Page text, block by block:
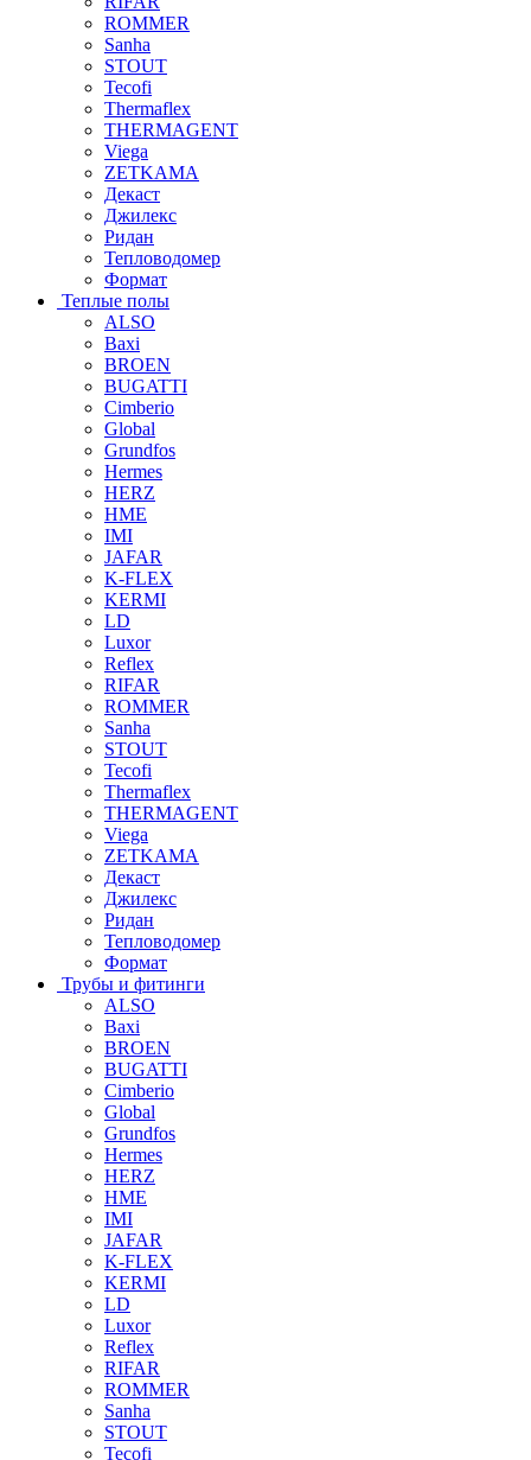
ROMMER
Sanha
STOUT
Tecofi
Thermaflex
THERMAGENT
Viega
ZETKAMA
Декаст
Джилекс
Ридан
Тепловодомер
Формат
Теплые полы
ALSO
Baxi
BROEN
BUGATTI
Cimberio
Global
Grundfos
Hermes
HERZ
HME
IMI
JAFAR
K-FLEX
KERMI
LD
Luxor
Reflex
RIFAR
ROMMER
Sanha
STOUT
Tecofi
Thermaflex
THERMAGENT
Viega
ZETKAMA
Декаст
Джилекс
Ридан
Тепловодомер
Формат
Трубы и фитинги
ALSO
Baxi
BROEN
BUGATTI
Cimberio
Global
Grundfos
Hermes
HERZ
HME
IMI
JAFAR
K-FLEX
KERMI
LD
Luxor
Reflex
RIFAR
ROMMER
Sanha
STOUT
Tecofi